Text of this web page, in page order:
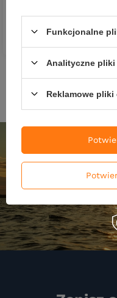
Ilość produktów
DO
Funkcjonalne
Analityczne
Reklamowe pliki